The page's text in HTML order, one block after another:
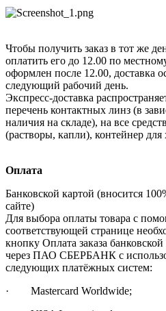
Чтобы получить заказ в тот же
оплатить его до 12.00 по
оформлен после 12.00, доставка
следующий рабочий день.
Экспресс-доставка
перечень контактных линз (в
наличия на складе), на все
(растворы, капли), контейнер для
Оплата
Банковской картой (вносится
сайте)
Для выбора оплаты товара с
соответствующей странице
кнопку Оплата заказа
через ПАО СБЕРБАНК с
следующих платёжных систем:
· Mastercard Worldwide;